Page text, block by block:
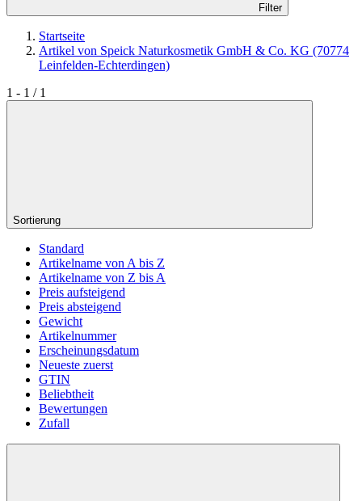
Filter
Startseite
Artikel von Speick Naturkosmetik GmbH & Co. KG (70774
Leinfelden-Echterdingen)
1 - 1 / 1
Sortierung
Standard
Artikelname von A bis Z
Artikelname von Z bis A
Preis aufsteigend
Preis absteigend
Gewicht
Artikelnummer
Erscheinungsdatum
Neueste zuerst
GTIN
Beliebtheit
Bewertungen
Zufall